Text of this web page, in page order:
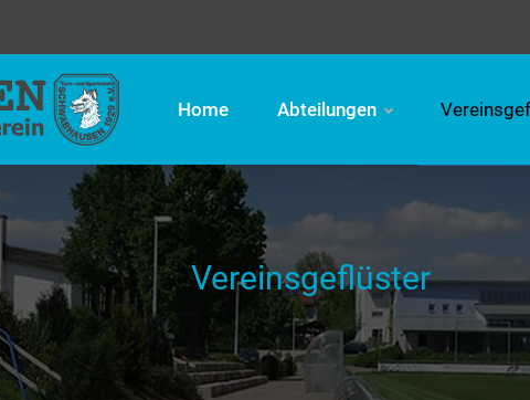
Home Abteilungen
Vereinsgeflüster